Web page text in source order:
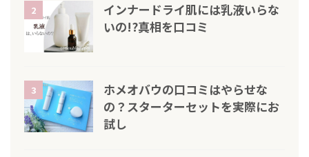
2
インナードライ肌には乳液いらな
いの!?真相を口コミ
3
ホメオバウの口コミはやらせな
の？スターターセットを実際にお
試し